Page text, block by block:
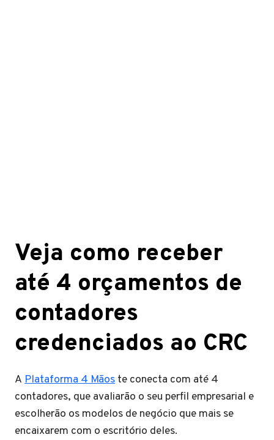
Veja como receber
até 4 orçamentos de
contadores
credenciados ao CRC
A Plataforma 4 Mãos te conecta com até 4
contadores, que avaliarão o seu perfil empresarial e
escolherão os modelos de negócio que mais se
encaixarem com o escritório deles.